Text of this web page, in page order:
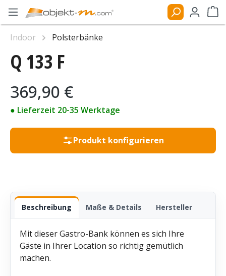
Zum Hauptinhalt springen
Q 133 F
Regulärer Preis:
369,90 €
● Lieferzeit 20-35 Werktage
Produkt konfigurieren
Beschreibung Maße & Details Hersteller
Mit dieser Gastro-Bank können es sich Ihre
Gäste in Ihrer Location so richtig gemütlich
machen.
Indoor
Polsterbänke
Bildergalerie überspringen